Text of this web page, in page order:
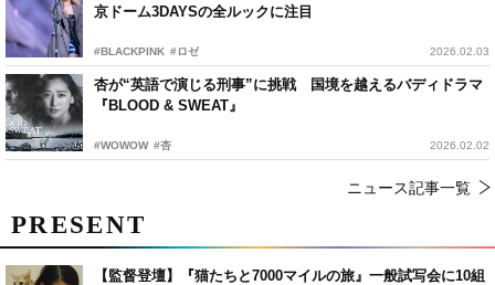
京ドーム3DAYSの全ルックに注目
#BLACKPINK #ロゼ 2026.02.03
杏が“英語で演じる刑事”に挑戦 国境を越えるバディドラマ
『BLOOD & SWEAT』
#WOWOW #杏 2026.02.02
ニュース記事一覧
PRESENT
【監督登壇】『猫たちと7000マイルの旅』一般試写会に10組